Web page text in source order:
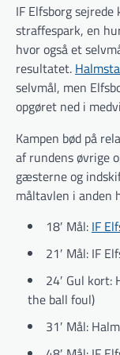
IF Elfsborg
straffespark, en
hvor også et
resultatet.
selvmål, men
opgøret ned i
Kampen bød på
af rundens øvrige
gæsterne og
måltavlen i anden
18′ Mål: IF
21′ Mål: IF
24′ Gul kort:
the ball foul)
31′ Mål: